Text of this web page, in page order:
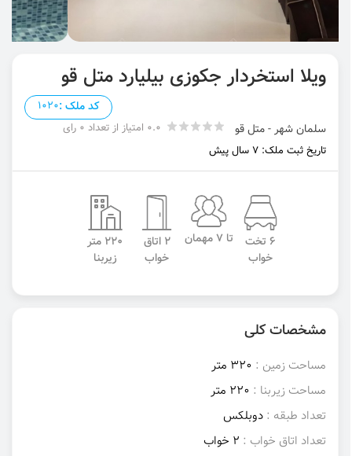
ویلا استخردار جکوزی بیلیارد متل قو
کد ملک :1020
سلمان شهر - متل قو
0.0 امتیاز از تعداد 0 رای
تاریخ ثبت ملک: 7 سال پیش
6 تخت
خواب
تا 7 مهمان
2 اتاق
خواب
220 متر
زیربنا
مشخصات کلی
مساحت زمین : 320 متر
مساحت زیربنا : 220 متر
تعداد طبقه : دوبلکس
تعداد اتاق خواب : 2 خواب